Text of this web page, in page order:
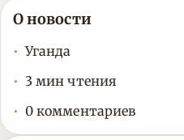
О новости
Уганда
3 мин чтения
0 комментариев